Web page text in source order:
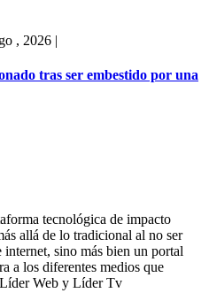
, 2026 |
tras ser embestido por una
tecnológica de impacto
allá de lo tradicional al no ser
sino más bien un portal
a los diferentes medios que
Web y Líder Tv